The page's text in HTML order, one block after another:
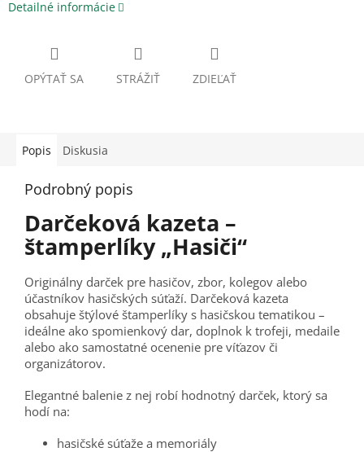
Detailné informácie
OPÝTAŤ SA STRÁŽIŤ ZDIEĽAŤ
Popis Diskusia
Podrobný popis
Darčeková kazeta –
štamperlíky „Hasiči“
Originálny darček pre hasičov, zbor, kolegov alebo
účastníkov hasičských súťaží. Darčeková kazeta
obsahuje štýlové štamperlíky s hasičskou tematikou –
ideálne ako spomienkový dar, doplnok k trofeji, medaile
alebo ako samostatné ocenenie pre víťazov či
organizátorov.
Elegantné balenie z nej robí hodnotný darček, ktorý sa
hodí na:
hasičské súťaže a memoriály